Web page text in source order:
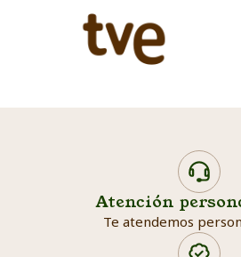
Atención
Te atendemos